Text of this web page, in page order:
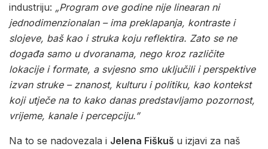
industriju: „Program ove godine nije linearan ni
jednodimenzionalan – ima preklapanja, kontraste i
slojeve, baš kao i struka koju reflektira. Zato se ne
događa samo u dvoranama, nego kroz različite
lokacije i formate, a svjesno smo uključili i perspektive
izvan struke – znanost, kulturu i politiku, kao kontekst
koji utječe na to kako danas predstavljamo pozornost,
vrijeme, kanale i percepciju.”
Na to se nadovezala i Jelena Fiškuš u izjavi za naš